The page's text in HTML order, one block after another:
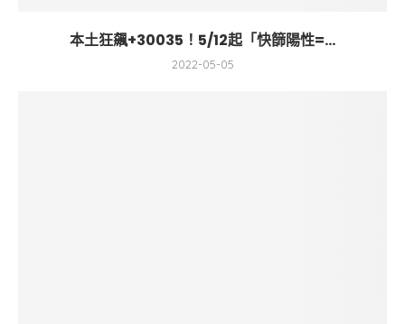
本土狂飆+30035！5/12起「快篩陽性=...
2022-05-05